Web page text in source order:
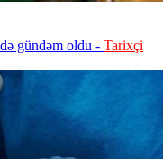
gündəm oldu - Tarixçi